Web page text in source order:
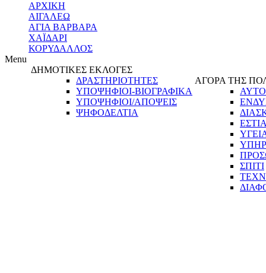
ΑΡΧΙΚΗ
ΑΙΓΑΛΕΩ
ΑΓΙΑ ΒΑΡΒΑΡΑ
ΧΑΪΔΑΡΙ
ΚΟΡΥΔΑΛΛΟΣ
Menu
ΔΗΜΟΤΙΚΕΣ ΕΚΛΟΓΕΣ
ΔΡΑΣΤΗΡΙΟΤΗΤΕΣ
ΥΠΟΨΗΦΙΟΙ-ΒΙΟΓΡΑΦΙΚΑ
ΥΠΟΨΗΦΙΟΙ/ΑΠΟΨΕΙΣ
ΨΗΦΟΔΕΛΤΙΑ
ΑΓΟΡΑ ΤΗΣ
ΣΠΙΤΙ